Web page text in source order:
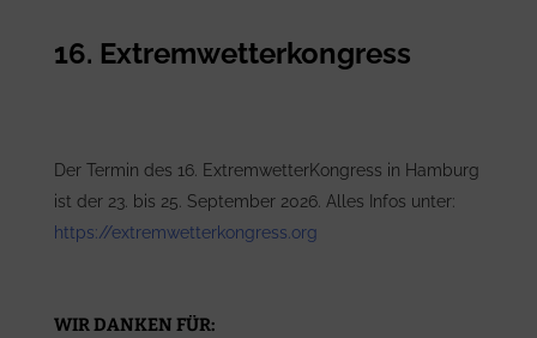
16. Extremwetterkongress
Der Termin des 16. ExtremwetterKongress in Hamburg
ist der 23. bis 25. September 2026. Alles Infos unter:
https://extremwetterkongress.org
WIR DANKEN FÜR: